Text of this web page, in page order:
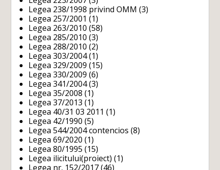
Legea 238/1998 privind OMM (3)
Legea 257/2001 (1)
Legea 263/2010 (58)
Legea 285/2010 (3)
Legea 288/2010 (2)
Legea 303/2004(1)
Legea 329/2009 (15)
Legea 330/2009 (6)
Legea 341/2004(3)
Legea 35/2008 (1)
Legea 37/2013 (1)
Legea 40/31 03 2011 (1)
Legea 42/1990 (5)
Legea 544/2004 contencios (8)
Legea 69/2020 (1)
Legea 80/1995 (15)
Legea ilicitului(proiect) (1)
Legea nr. 152/2017 (46)